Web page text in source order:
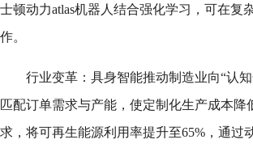
士顿动力atlas机器人结合强化学习，可在
作。
行业变革：具身智能推动制造业向“认
匹配订单需求与产能，使定制化生产成本
求，将可再生能源利用率提升至65%，通过